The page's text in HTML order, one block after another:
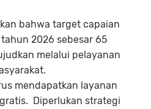
bahwa target capaian
2026 sebesar 65
melalui pelayanan
mendapatkan layanan
Diperlukan strategi